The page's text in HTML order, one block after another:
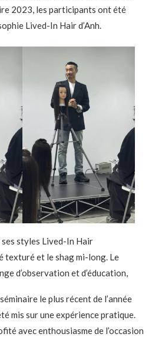
2023, les participants ont été
Lived-In Hair d’Anh.
ses styles Lived-In Hair
texturé et le shag mi-long. Le
d’observation et d’éducation,
le plus récent de l’année
mis sur une expérience pratique.
avec enthousiasme de l’occasion